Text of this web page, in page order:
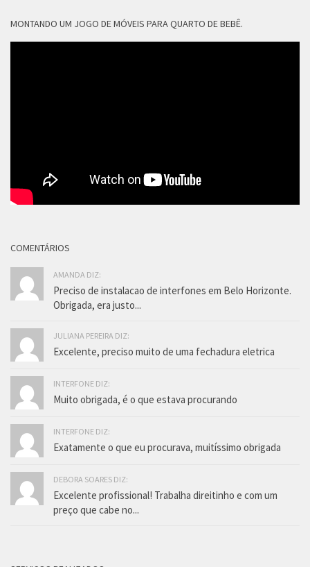
MONTANDO UM JOGO DE MÓVEIS PARA QUARTO DE BEBÊ.
COMENTÁRIOS
AMANDA DIZ:
Preciso de instalacao de interfones em Belo Horizonte.
Obrigada, era justo...
JULIANA PEREIRA DIZ:
Excelente, preciso muito de uma fechadura eletrica
INTERFONE DIZ:
Muito obrigada, é o que estava procurando
INTERFONE DIZ:
Exatamente o que eu procurava, muitíssimo obrigada
DEBORA SOARES DIZ:
Excelente profissional! Trabalha direitinho e com um
preço que cabe no...